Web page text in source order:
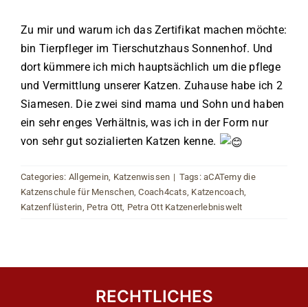
Zu mir und warum ich das Zertifikat machen möchte:
bin Tierpfleger im Tierschutzhaus Sonnenhof. Und
dort kümmere ich mich hauptsächlich um die pflege
und Vermittlung unserer Katzen. Zuhause habe ich 2
Siamesen. Die zwei sind mama und Sohn und haben
ein sehr enges Verhältnis, was ich in der Form nur
von sehr gut sozialierten Katzen kenne.
Categories: Allgemein Katzenwissen | Tags:aCATemy die
Katzenschule für Menschen ,Coach4cats Katzencoach
Katzenflüsterin Petra Ott Petra Ott Katzenerlebniswelt
RECHTLICHES